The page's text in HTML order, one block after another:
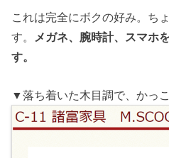
これは完全にボクの好み。ち
す。
メガネ、腕時計、スマホ
す。
▼落ち着いた木目調で、かっこ